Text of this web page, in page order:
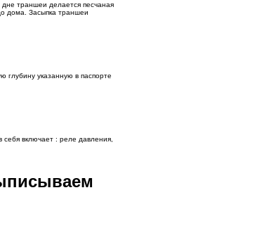
траншеи делается песчаная
дома. Засыпка траншеи
глубину указанную в паспорте
себя включает : реле давления,